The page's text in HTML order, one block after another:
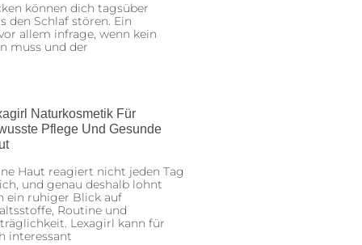
können dich tagsüber
den Schlaf stören. Ein
allem infrage, wenn kein
muss und der
Naturkosmetik Für
Pflege Und Gesunde
Haut reagiert nicht jeden Tag
und genau deshalb lohnt
ein ruhiger Blick auf
Routine und
Lexagirl kann für
interessant